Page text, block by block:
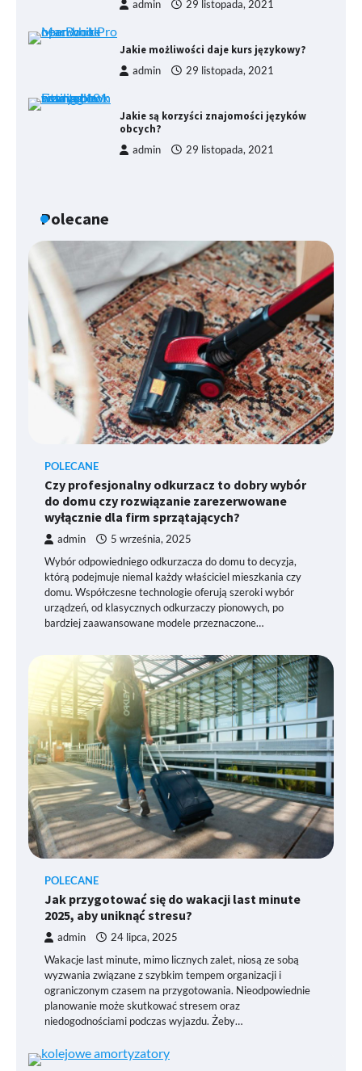
admin 29 listopada, 2021
Jakie możliwości daje kurs językowy?
admin 29 listopada, 2021
Jakie są korzyści znajomości języków
obcych?
admin 29 listopada, 2021
Polecane
POLECANE
Czy profesjonalny odkurzacz to dobry wybór
do domu czy rozwiązanie zarezerwowane
wyłącznie dla firm sprzątających?
admin 5 września, 2025
Wybór odpowiedniego odkurzacza do domu to decyzja,
którą podejmuje niemal każdy właściciel mieszkania czy
domu. Współczesne technologie oferują szeroki wybór
urządzeń, od klasycznych odkurzaczy pionowych, po
bardziej zaawansowane modele przeznaczone…
POLECANE
Jak przygotować się do wakacji last minute
2025, aby uniknąć stresu?
admin 24 lipca, 2025
Wakacje last minute, mimo licznych zalet, niosą ze sobą
wyzwania związane z szybkim tempem organizacji i
ograniczonym czasem na przygotowania. Nieodpowiednie
planowanie może skutkować stresem oraz
niedogodnościami podczas wyjazdu. Żeby…